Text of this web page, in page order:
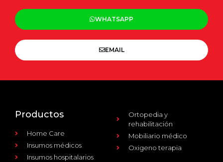
WHATSAPP
EMAIL
Productos
Home Care
Insumos médicos
Insumos hospitalarios
Ortopedia y
rehabilitación
Mobiliario médico
Oxigeno terapia